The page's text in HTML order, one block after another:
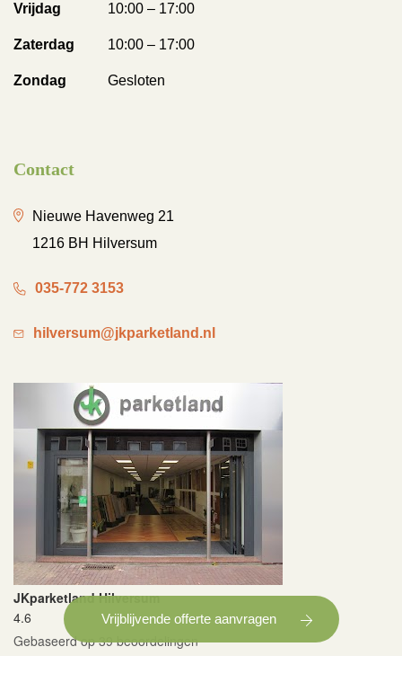
Vrijblijvende offerte aanvragen
Vrijdag 10:00 – 17:00
Zaterdag 10:00 – 17:00
Zondag Gesloten
Contact
Nieuwe Havenweg 21
1216 BH Hilversum
035-772 3153
hilversum@jkparketland.nl
JKparketland Hilversum
4.6
Gebaseerd op 39 beoordelingen